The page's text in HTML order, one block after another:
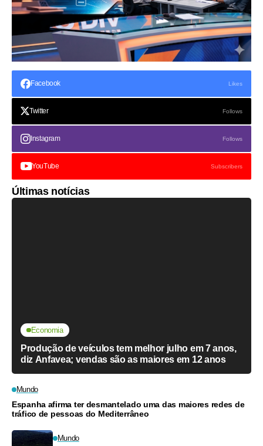
Facebook Likes
Twitter Follows
Instagram Follows
YouTube Subscribers
Últimas notícias
Economia
Produção de veículos tem melhor julho em 7 anos,
diz Anfavea; vendas são as maiores em 12 anos
Mundo
Espanha afirma ter desmantelado uma das maiores redes de
tráfico de pessoas do Mediterrâneo
Mundo